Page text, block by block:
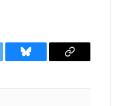
Bluesky
Copy